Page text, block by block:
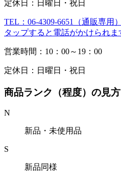
定休日：日曜日・祝日
TEL：06-4309-6651（通販専用）
タップすると電話がかけられま
営業時間：10：00～19：00
定休日：日曜日・祝日
商品ランク（程度）の見方
N
新品・未使用品
S
新品同様